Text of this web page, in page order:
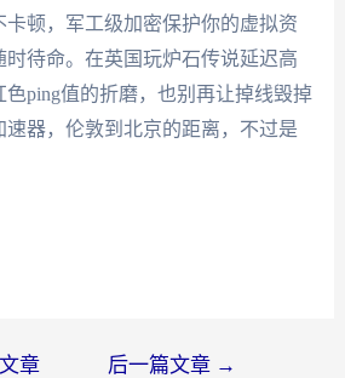
卡顿，军工级加密保护你的虚拟资
时待命。在英国玩炉石传说延迟高
ping值的折磨，也别再让掉线毁掉
器，伦敦到北京的距离，不过是
章 后一篇文章 →